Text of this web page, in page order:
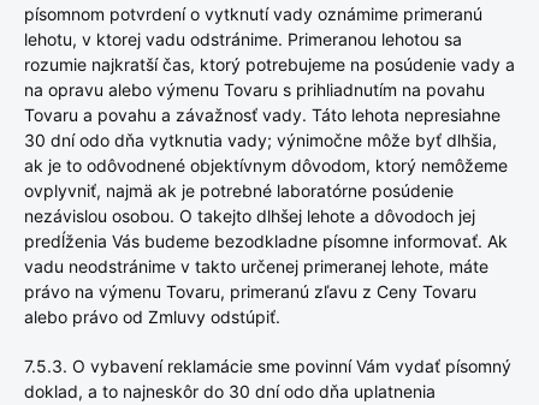
písomnom potvrdení o vytknutí vady oznámime primeranú
lehotu, v ktorej vadu odstránime. Primeranou lehotou sa
rozumie najkratší čas, ktorý potrebujeme na posúdenie vady a
na opravu alebo výmenu Tovaru s prihliadnutím na povahu
Tovaru a povahu a závažnosť vady. Táto lehota nepresiahne
30 dní odo dňa vytknutia vady; výnimočne môže byť dlhšia,
ak je to odôvodnené objektívnym dôvodom, ktorý nemôžeme
ovplyvniť, najmä ak je potrebné laboratórne posúdenie
nezávislou osobou. O takejto dlhšej lehote a dôvodoch jej
predĺženia Vás budeme bezodkladne písomne informovať. Ak
vadu neodstránime v takto určenej primeranej lehote, máte
právo na výmenu Tovaru, primeranú zľavu z Ceny Tovaru
alebo právo od Zmluvy odstúpiť.
7.5.3. O vybavení reklamácie sme povinní Vám vydať písomný
doklad, a to najneskôr do 30 dní odo dňa uplatnenia